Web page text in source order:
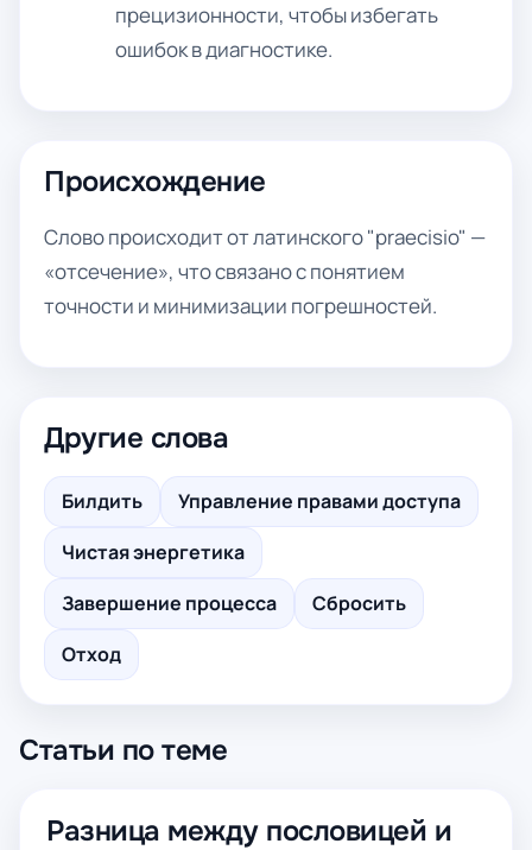
прецизионности, чтобы избегать
ошибок в диагностике.
Происхождение
Слово происходит от латинского "praecisio" —
«отсечение», что связано с понятием
точности и минимизации погрешностей.
Другие слова
Билдить
Управление правами доступа
Чистая энергетика
Завершение процесса
Сбросить
Отход
Статьи по теме
Разница между пословицей и